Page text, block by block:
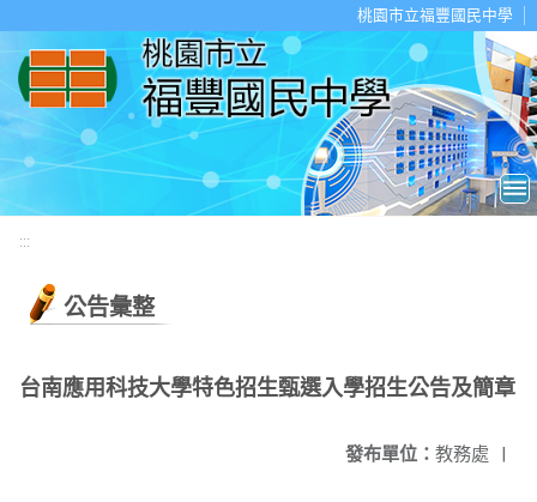
桃園市立福豐國民中學
:::
公告彙整
台南應用科技大學特色招生甄選入學招生公告及簡章
發布單位： 教務處 |